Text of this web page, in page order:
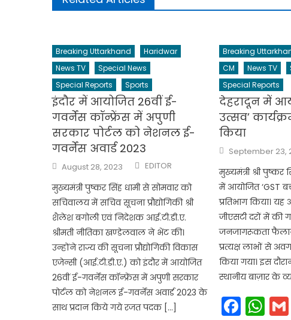
Breaking Uttarkhand
Haridwar
News TV
Special News
Special Reports
Sports
इंदौर में आयोजित 26वीं ई-
गवर्नेंस कॉन्फ्रेंस में अपुणी
सरकार पोर्टल को नेशनल ई-
गवर्नेंस अवार्ड 2023
Posted
on
August 28, 2023 Author
EDITOR
मुख्यमंत्री पुष्कर सिंह धामी से सोमवार को
सचिवालय में सचिव सूचना प्रौद्योगिकी श्री
शैलेश बगोली एवं निदेशक आई.टी.डी.ए.
श्रीमती नीतिका खण्डेलवाल ने भेंट की।
उन्होंने राज्य की सूचना प्रौद्योगिकी विकास
एजेन्सी (आई.टी.डी.ए.) को इंदौर में आयोजित
26वीं ई-गवर्नेंस कॉन्फ्रेंस में अपुणी सरकार
पोर्टल को नेशनल ई-गवर्नेंस अवार्ड 2023 के
साथ प्रदान किये गये रजत पदक […]
Breaking
CM
News TV
Special Reports
देहरादून में
उत्सव’
किया
Posted
on
September 23,
मुख्यमंत्री श्री
में आयोजित ‘GST
प्रतिभाग किया।
जीएसटी दरों में की
जनजागरूकता
प्रत्यक्ष लाभों से
किया गया। इस
स्थानीय बाज़ार के